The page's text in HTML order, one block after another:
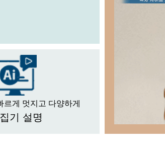
르게 멋지고 다양하게
기 설명